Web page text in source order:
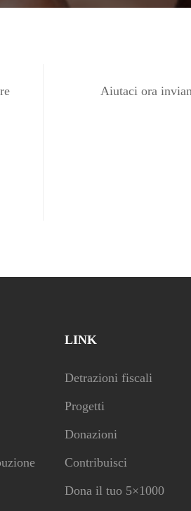
Aiutaci ora
LINK
Detrazioni fiscali
Progetti
Donazioni
Contribuisci
Dona il tuo 5×1000